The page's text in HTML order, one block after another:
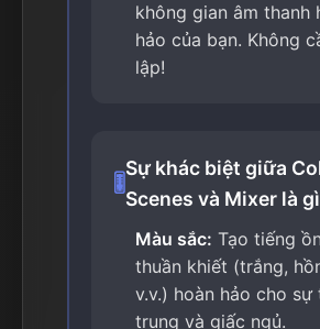
không gian âm thanh
hảo của bạn. Không
lập!
🎚️
Sự khác biệt giữa
Scenes và Mixer là
Màu sắc: Tạo tiếng
thuần khiết (trắng,
v.v.) hoàn hảo cho sự
trung và giấc ngủ.